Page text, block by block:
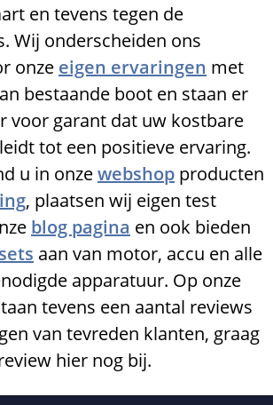
en tevens tegen de
Wij onderscheiden ons
onze eigen ervaringen met
bestaande boot en staan er
voor garant dat uw kostbare
tot een positieve ervaring.
u in onzewebshop producten
, plaatsen wij eigen test
blog pagina en ook bieden
aan van motor, accu en alle
apparatuur. Op onze
tevens een aantal reviews
van tevreden klanten, graag
hier nog bij.